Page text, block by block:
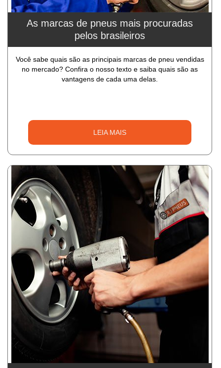
As marcas de pneus mais procuradas
pelos brasileiros
Você sabe quais são as principais marcas de pneu vendidas
no mercado? Confira o nosso texto e saiba quais são as
vantagens de cada uma delas.
LEIA MAIS